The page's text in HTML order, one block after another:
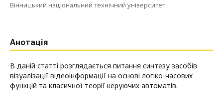
Вінницький національний технічний університет
Анотація
В даній статті розглядається питання синтезу засобів
візуалізації відеоінформації на основі логіко-часових
функцій та класичної теорії керуючих автоматів.